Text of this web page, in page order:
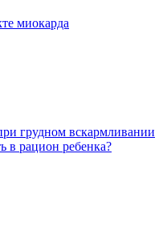
миокарда
грудном вскармливании
в рацион ребенка?